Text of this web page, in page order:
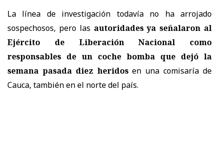
La línea de investigación todavía no ha arrojado
sospechosos, pero las autoridades ya señalaron al
Ejército de Liberación Nacional como
responsables de un coche bomba que dejó la
semana pasada diez heridosen una comisaría de
Cauca, también en el norte del país.